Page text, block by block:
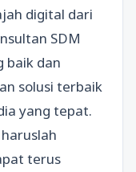
digital dari
SDM
baik dan
solusi terbaik
yang tepat.
terus